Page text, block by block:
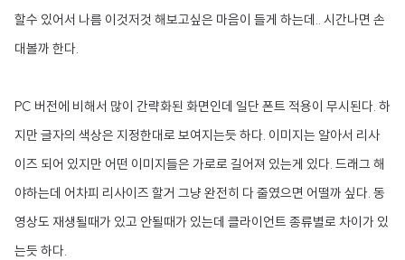
할수 있어서 나름 이것저것 해보고싶은 마음이 들게 하는데.. 시간나면 손
대볼까 한다.
PC 버전에 비해서 많이 간략화된 화면인데 일단 폰트 적용이 무시된다. 하
지만 글자의 색상은 지정한대로 보여지는듯 하다. 이미지는 알아서 리사
이즈 되어 있지만 어떤 이미지들은 가로로 길어져 있는게 있다. 드래그 해
야하는데 어차피 리사이즈 할거 그냥 완전히 다 줄였으면 어떨까 싶다. 동
영상도 재생될때가 있고 안될때가 있는데 클라이언트 종류별로 차이가 있
는듯 하다.